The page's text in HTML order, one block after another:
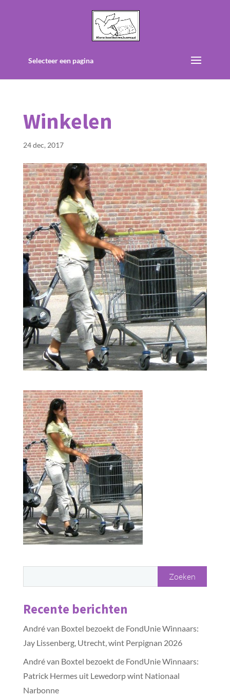
Selecteer een pagina
Winkelen
24 dec, 2017
Recente berichten
André van Boxtel bezoekt de FondUnie Winnaars:
Jay Lissenberg, Utrecht, wint Perpignan 2026
André van Boxtel bezoekt de FondUnie Winnaars:
Patrick Hermes uit Lewedorp wint Nationaal
Narbonne